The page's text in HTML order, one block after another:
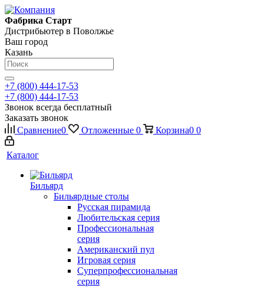
Фабрика Старт
Дистрибьютер в Поволжье
Ваш город
Казань
+7 (800) 444-17-53
+7 (800) 444-17-53
Звонок всегда бесплатный
Заказать звонок
Сравнение0 Отложенные 0 Корзина0 0
Каталог
Бильярд
Бильярдные столы
Русская пирамида
Любительская серия
Профессиональная
серия
Американский пул
Игровая серия
Суперпрофессиональная
серия